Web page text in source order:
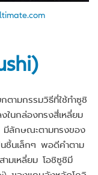
ตามกรรมวิธีที่ใช้ทำซูชิ
ในกล่องทรงสี่เหลี่ยม
มีลักษณะตามทรงของ
ชิ้นเล็กๆ พอดีคำตาม
มเหลี่ยม โอชิซูชิมี